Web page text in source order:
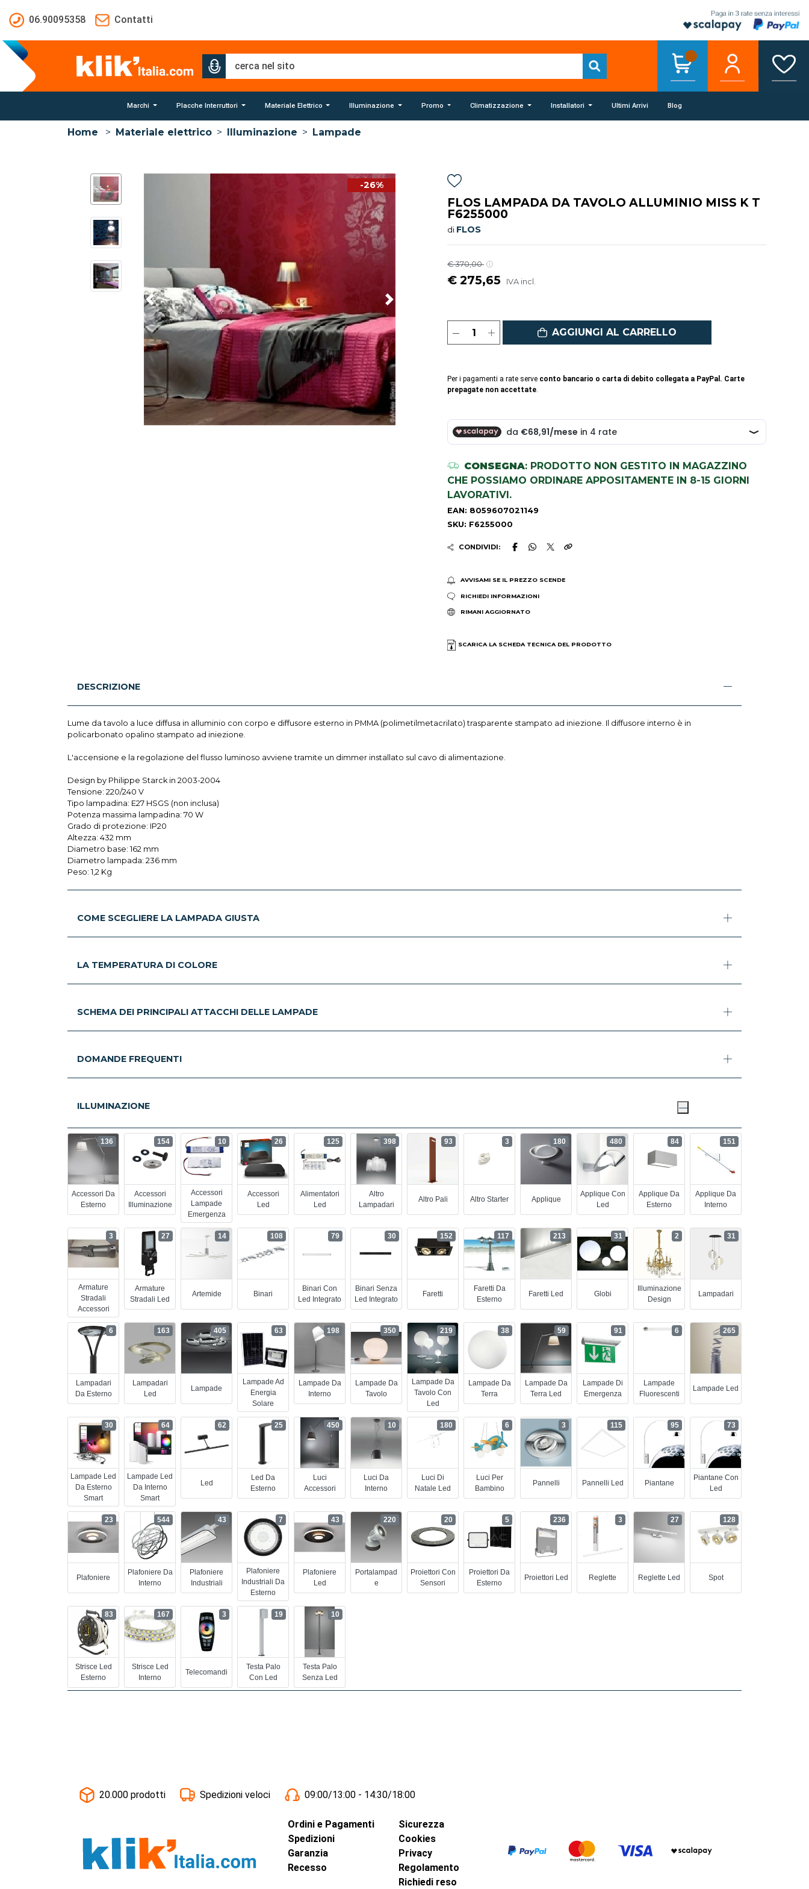
06.90095358
Contatti
Marchi Placche Interruttori Materiale Elettrico Illuminazione Promo Climatizzazione Installatori Ultimi Arrivi Blog
Home > Materiale elettrico > Illuminazione > Lampade
-26%
FLOS LAMPADA DA TAVOLO ALLUMINIO MISS K T
F6255000
di FLOS
€ 370,00
€ 275,65 IVA incl.
AGGIUNGI AL CARRELLO
Per i pagamenti a rate serve conto bancario o carta di debito collegata a PayPal. Carte
prepagate non accettate.
CONSEGNA: PRODOTTO NON GESTITO IN MAGAZZINO
CHE POSSIAMO ORDINARE APPOSITAMENTE IN 8-15 GIORNI
LAVORATIVI.
EAN: 8059607021149
SKU: F6255000
CONDIVIDI:
AVVISAMI SE IL PREZZO SCENDE
RICHIEDI INFORMAZIONI
RIMANI AGGIORNATO
SCARICA LA SCHEDA TECNICA DEL PRODOTTO
DESCRIZIONE
Lume da tavolo a luce diffusa in alluminio con corpo e diffusore esterno in PMMA (polimetilmetacrilato) trasparente stampato ad iniezione. Il diffusore interno è in
policarbonato opalino stampato ad iniezione.
L'accensione e la regolazione del flusso luminoso avviene tramite un dimmer installato sul cavo di alimentazione.
Design by Philippe Starck in 2003-2004
Tensione: 220/240 V
Tipo lampadina: E27 HSGS (non inclusa)
Potenza massima lampadina: 70 W
Grado di protezione: IP20
Altezza: 432 mm
Diametro base: 162 mm
Diametro lampada: 236 mm
Peso: 1,2 Kg
COME SCEGLIERE LA LAMPADA GIUSTA
LA TEMPERATURA DI COLORE
SCHEMA DEI PRINCIPALI ATTACCHI DELLE LAMPADE
DOMANDE FREQUENTI
ILLUMINAZIONE
Accessori Da
Esterno
136
Accessori
Illuminazione
154
Accessori
Lampade
Emergenza
10
Accessori
Led
26
Alimentatori
Led
125
Altro
Lampadari
398
Altro Pali
93
Altro Starter
3
Applique
180
Applique Con
Led
480
Applique Da
Esterno
84
Applique Da
Interno
151
Armature
Stradali
Accessori
3
Armature
Stradali Led
27
Artemide
14
Binari
108
Binari Con
Led Integrato
79
Binari Senza
Led Integrato
30
Faretti
152
Faretti Da
Esterno
117
Faretti Led
213
Globi
31
Illuminazione
Design
2
Lampadari
31
Lampadari
Da Esterno
6
Lampadari
Led
163
Lampade
405
Lampade Ad
Energia
Solare
63
Lampade Da
Interno
198
Lampade Da
Tavolo
350
Lampade Da
Tavolo Con
Led
219
Lampade Da
Terra
38
Lampade Da
Terra Led
59
Lampade Di
Emergenza
91
Lampade
Fluorescenti
6
Lampade Led
265
Lampade Led
Da Esterno
Smart
30
Lampade Led
Da Interno
Smart
64
Led
62
Led Da
Esterno
25
Luci
Accessori
450
Luci Da
Interno
10
Luci Di
Natale Led
180
Luci Per
Bambino
6
Pannelli
3
Pannelli Led
115
Piantane
95
Piantane Con
Led
73
Plafoniere
23
Plafoniere Da
Interno
544
Plafoniere
Industriali
43
Plafoniere
Industriali Da
Esterno
7
Plafoniere
Led
43
Portalampad
E
220
Proiettori Con
Sensori
20
Proiettori Da
Esterno
5
Proiettori Led
236
Reglette
3
Reglette Led
27
Spot
128
Strisce Led
Esterno
83
Strisce Led
Interno
167
Telecomandi
3
Testa Palo
Con Led
19
Testa Palo
Senza Led
10
20.000 prodotti Spedizioni veloci 09:00/13:00 - 14:30/18:00
Ordini e Pagamenti
Spedizioni
Garanzia
Recesso
Sicurezza
Cookies
Privacy
Regolamento
Richiedi reso